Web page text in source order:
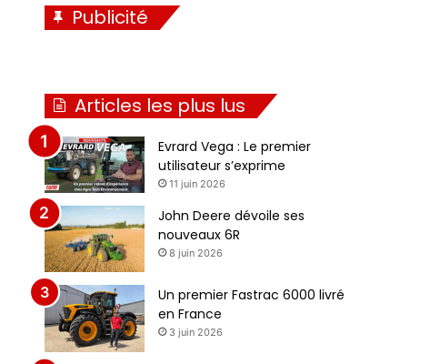
Publicité
Articles les plus lus
Evrard Vega : Le premier
utilisateur s’exprime
11 juin 2026
John Deere dévoile ses
nouveaux 6R
8 juin 2026
Un premier Fastrac 6000 livré
en France
3 juin 2026